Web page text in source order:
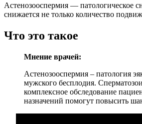
Астенозооспермия — патологическое
снижается не только количество
Что это такое
Мнение врачей:
Астенозооспермия – патология
мужского бесплодия.
комплексное обследование
назначений помогут повысить